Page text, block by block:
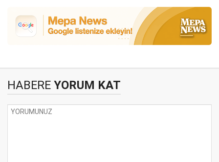
HABERE YORUM KAT